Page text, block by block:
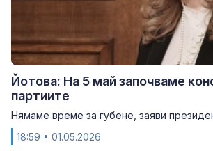
Йотова: На 5 май започваме
партиите
Нямаме време за губене, заяви
18:59 • 01.05.2026